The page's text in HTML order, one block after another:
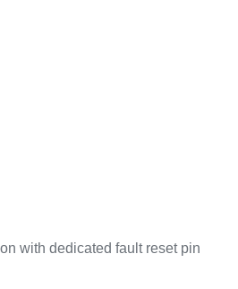
with dedicated fault reset pin